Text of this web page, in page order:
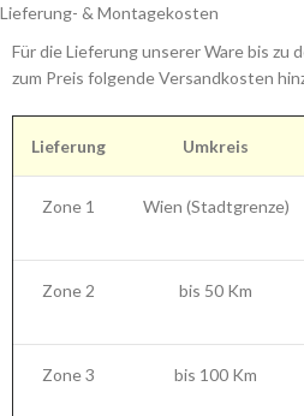
Lieferung- & Montagekosten
Für die Lieferung unserer Ware bis zu
zum Preis folgende Versandkosten
Lieferung Umkreis
Zone 1 Wien (Stadtgrenze)
Zone 2 bis 50 Km
Zone 3 bis 100 Km